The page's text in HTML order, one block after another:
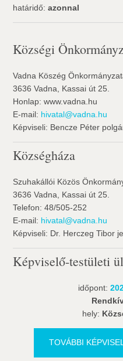
határidő:azonnal
Községi
Vadna Köszég
3636 Vadna, Kassai út 25.
Honlap: www.vadna.hu
E-mail: hivatal@vadna.hu
Képviseli: Bencze Péter
Községháza
Szuhakállói Közös
3636 Vadna, Kassai út 25.
Telefon: 48/505-252
E-mail: hivatal@vadna.hu
Képviseli: Dr. Herczeg Tibor
Képviselő-testületi
időpont:
hely:
TOVÁBBI